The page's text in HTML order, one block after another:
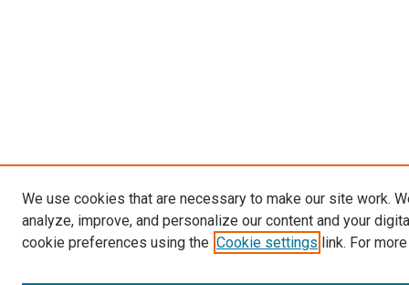
We use cookies that are necessary to make our site work.
analyze, improve, and personalize our content and your
cookie preferences using the Cookie settings link. For